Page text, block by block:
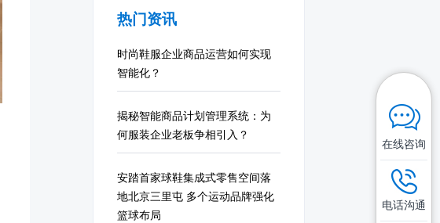
热门资讯
时尚鞋服企业商品运营如何实现
智能化？
揭秘智能商品计划管理系统：为
何服装企业老板争相引入？
安踏首家球鞋集成式零售空间落
地北京三里屯 多个运动品牌强化
篮球布局
在线咨询
电话沟通